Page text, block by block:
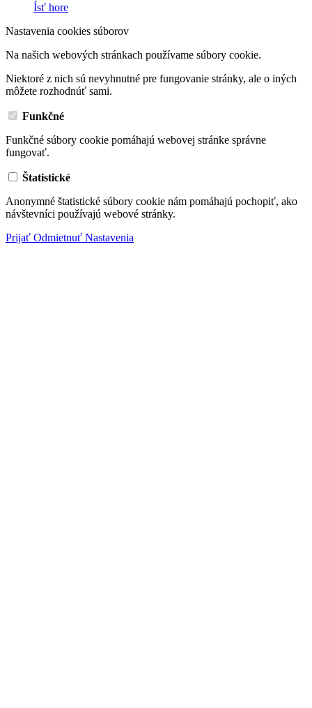
Ísť hore
Nastavenia cookies súborov
Na našich webových stránkach používame súbory cookie.
Niektoré z nich sú nevyhnutné pre fungovanie stránky, ale o iných
môžete rozhodnúť sami.
Funkčné
Funkčné súbory cookie pomáhajú webovej stránke správne
fungovať.
Štatistické
Anonymné štatistické súbory cookie nám pomáhajú pochopiť, ako
návštevníci používajú webové stránky.
Prijať Odmietnuť Nastavenia